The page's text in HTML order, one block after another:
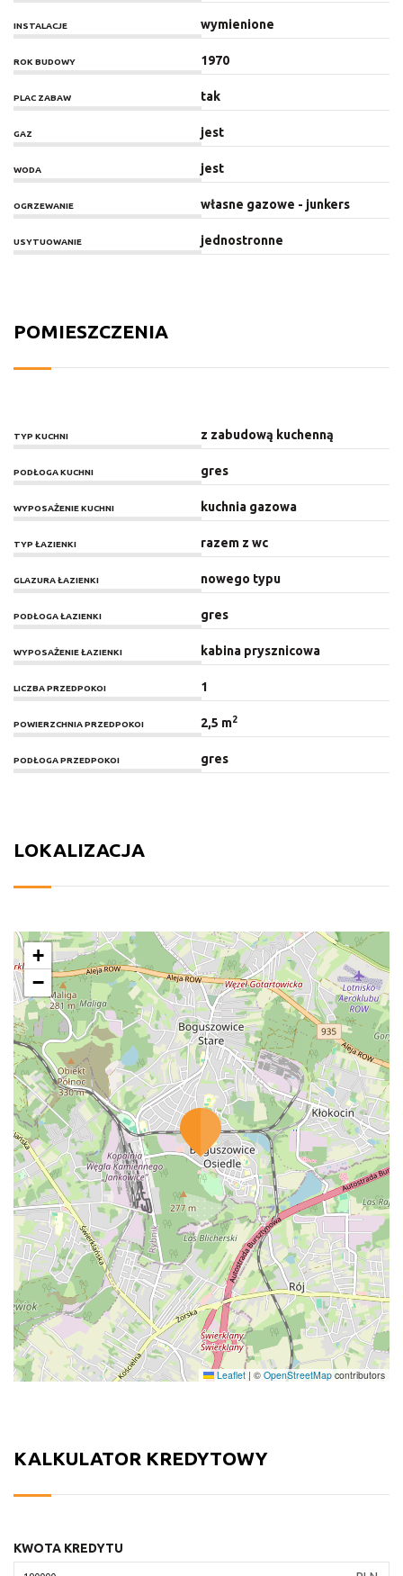
INSTALACJE wymienione
ROK BUDOWY 1970
PLAC ZABAW tak
GAZ jest
WODA jest
OGRZEWANIE własne gazowe - junkers
USYTUOWANIE jednostronne
POMIESZCZENIA
TYP KUCHNI z zabudową kuchenną
PODŁOGA KUCHNI gres
WYPOSAŻENIE KUCHNI kuchnia gazowa
TYP ŁAZIENKI razem z wc
GLAZURA ŁAZIENKI nowego typu
PODŁOGA ŁAZIENKI gres
WYPOSAŻENIE ŁAZIENKI kabina prysznicowa
LICZBA PRZEDPOKOI 1
POWIERZCHNIA PRZEDPOKOI 2,5 m2
PODŁOGA PRZEDPOKOI gres
LOKALIZACJA
+
−
Leaflet | © OpenStreetMap contributors
KALKULATOR KREDYTOWY
KWOTA KREDYTU